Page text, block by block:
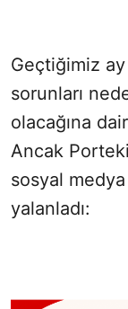
Geçtiğimiz
sorunları
olacağına
Ancak
sosyal medya
yalanladı: